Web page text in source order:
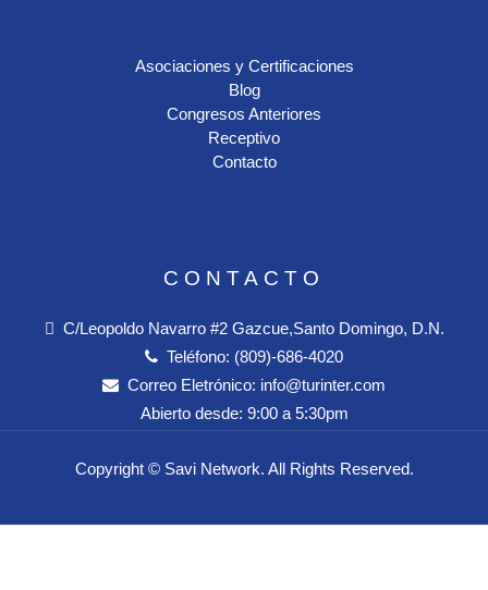
Asociaciones y Certificaciones
Blog
Congresos Anteriores
Receptivo
Contacto
CONTACTO
C/Leopoldo Navarro #2 Gazcue,Santo Domingo, D.N.
Teléfono: (809)-686-4020
Correo Eletrónico: info@turinter.com
Abierto desde: 9:00 a 5:30pm
Copyright © Savi Network. All Rights Reserved.